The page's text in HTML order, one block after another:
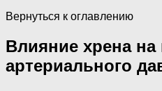
Вернуться к оглавлению
Влияние хрена на
артериального